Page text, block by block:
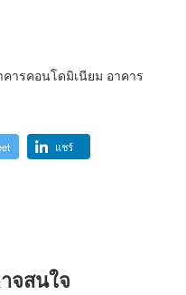
ารคอนโดมิเนียม อาคาร
แชร์
จสนใจ